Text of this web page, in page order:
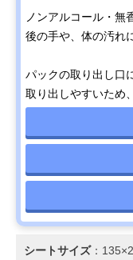
ノンアルコール・無
後の手や、体の汚れ
パックの取り出し口
取り出しやすいため
シートサイズ：